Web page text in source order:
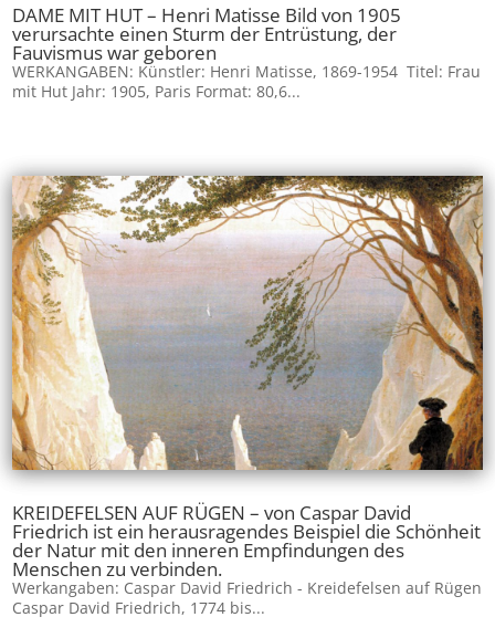
DAME MIT HUT – Henri Matisse Bild von 1905
verursachte einen Sturm der Entrüstung, der
Fauvismus war geboren
WERKANGABEN: Künstler: Henri Matisse, 1869-1954 Titel: Frau
mit Hut Jahr: 1905, Paris Format: 80,6...
KREIDEFELSEN AUF RÜGEN – von Caspar David
Friedrich ist ein herausragendes Beispiel die Schönheit
der Natur mit den inneren Empfindungen des
Menschen zu verbinden.
Werkangaben: Caspar David Friedrich - Kreidefelsen auf Rügen
Caspar David Friedrich, 1774 bis...